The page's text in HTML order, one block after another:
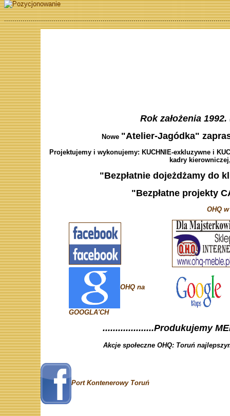
Rok założenia
Nowe "Atelier-Jagódka"
Projektujemy i wykonujemy: KUCHNIE-exkluzywne i
kadry
"Bezpłatnie dojeżdżamy do
"Bezpłatne projekty
OHQ
OHQ na
GOOGLA'CH
....................Produkujemy
Akcje społeczne OHQ: Toruń
Port Kontenerowy Toruń